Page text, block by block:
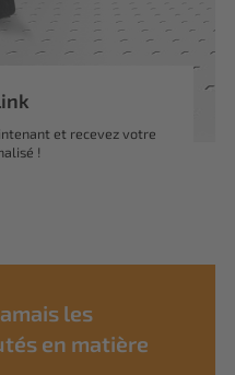
et recevez votre
!
les
en matière